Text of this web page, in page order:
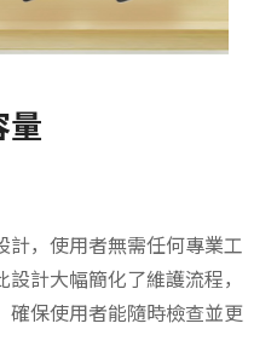
量
，使用者無需任何專業工
計大幅簡化了維護流程，
確保使用者能隨時檢查並更